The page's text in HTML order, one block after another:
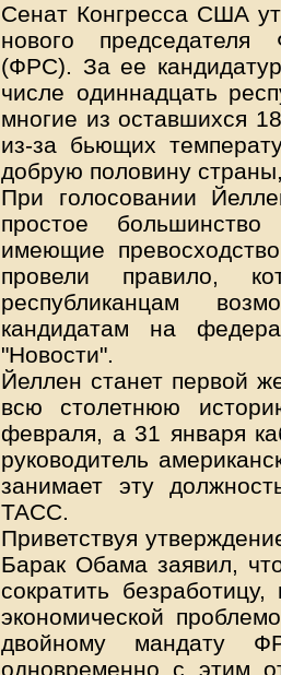
Сенат Конгресса США
нового председателя
(ФРС). За ее
числе одиннадцать
многие из оставшихся
из-за бьющих
добрую половину
При голосовании
простое
имеющие
провели правило,
республиканцам
кандидатам на
"Новости".
Йеллен станет первой
всю столетнюю
февраля, а 31 января
руководитель
занимает эту
ТАСС.
Приветствуя
Барак Обама заявил,
сократить
экономической
двойному мандату
одновременно с этим